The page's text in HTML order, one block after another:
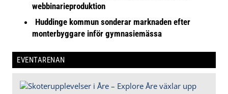
webbinarieproduktion
Huddinge kommun sonderar marknaden efter
monterbyggare inför gymnasiemässa
EVENTARENAN